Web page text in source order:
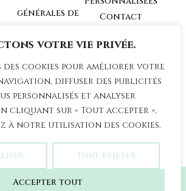
votre vie privée.
cookies pour améliorer votre
diffuser des publicités
personnalisés et analyser
cliquant sur « Tout accepter »,
à notre utilisation des cookies.
Tout rejeter
Accepter tout
générales de
Conditions
Location
Mobilier et
déCoration
Contact
Loc y Créa
81210
Roquecourbe,
Tarn
Webdesign– Hébergé par